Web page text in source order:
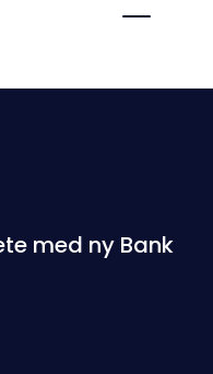
med ny Bank